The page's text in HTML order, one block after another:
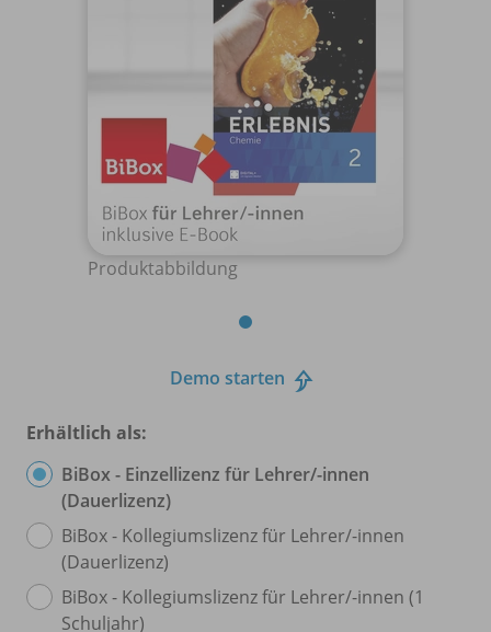
Produktabbildung
Demo starten
Erhältlich als:
BiBox - Einzellizenz für Lehrer/-innen
(Dauerlizenz)
BiBox - Kollegiumslizenz für Lehrer/-innen
(Dauerlizenz)
BiBox - Kollegiumslizenz für Lehrer/-innen (1
Schuljahr)